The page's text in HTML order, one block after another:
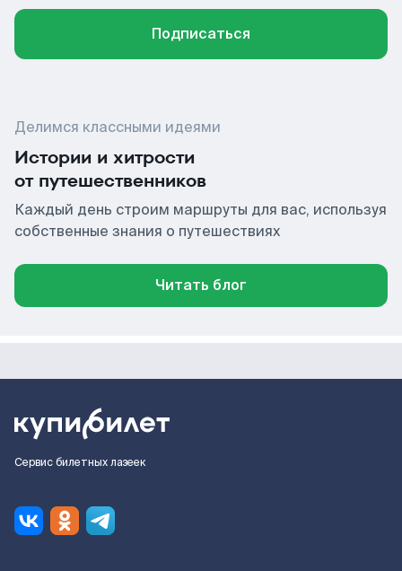
Подписаться
Делимся классными идеями
Истории и хитрости
от путешественников
Каждый день строим маршруты для вас, используя
собственные знания о путешествиях
Читать блог
Сервис билетных лазеек